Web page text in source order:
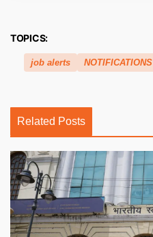
TOPICS:
job alerts NOTIFICATIONS
Related Posts